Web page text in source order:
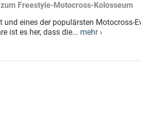
Freestyle-Motocross-Kolosseum
und eines der populärsten Motocross-
ist es her, dass die... mehr ›